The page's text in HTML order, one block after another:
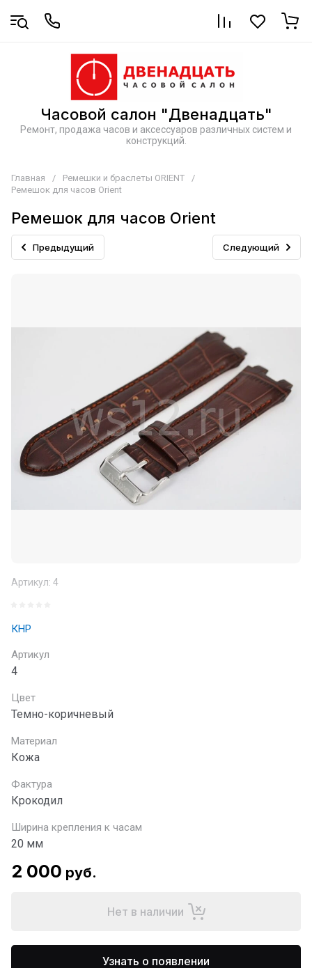
Часовой салон "Двенадцать"
Ремонт, продажа часов и аксессуаров различных систем и
конструкций.
Главная / Ремешки и браслеты ORIENT
/
Ремешок для часов Orient
Ремешок для часов Orient
Предыдущий Следующий
Артикул: 4
КНР
Артикул
4
Цвет
Темно-коричневый
Материал
Кожа
Фактура
Крокодил
Ширина крепления к часам
20 мм
2 000 руб.
Нет в наличии
Узнать о появлении